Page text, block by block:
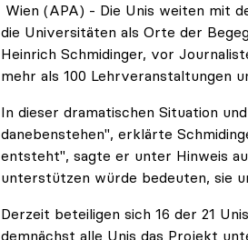
Wien (APA) - Die Unis weiten mit
die Universitäten als Orte der
Heinrich Schmidinger, vor
mehr als 100 Lehrveranstaltungen
In dieser dramatischen Situation
danebenstehen", erklärte
entsteht", sagte er unter Hinweis
unterstützen würde bedeuten, sie
Derzeit beteiligen sich 16 der 21
demnächst alle Unis das Projekt